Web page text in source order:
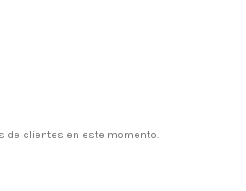
de clientes en este momento.